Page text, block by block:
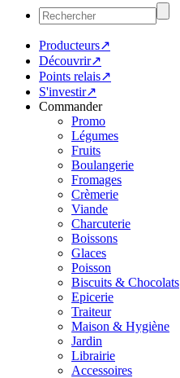
Producteurs↗
Découvrir↗
Points relais↗
S'investir↗
Commander
Promo
Légumes
Fruits
Boulangerie
Fromages
Crèmerie
Viande
Charcuterie
Boissons
Glaces
Poisson
Biscuits & Chocolats
Epicerie
Traiteur
Maison & Hygiène
Jardin
Librairie
Accessoires